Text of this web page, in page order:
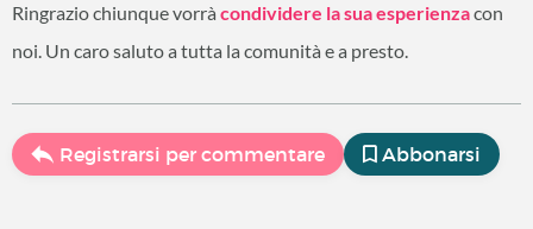
Ringrazio chiunque vorrà condividere la sua esperienzacon
noi. Un caro saluto a tutta la comunità e a presto.
Registrarsi per commentare Abbonarsi